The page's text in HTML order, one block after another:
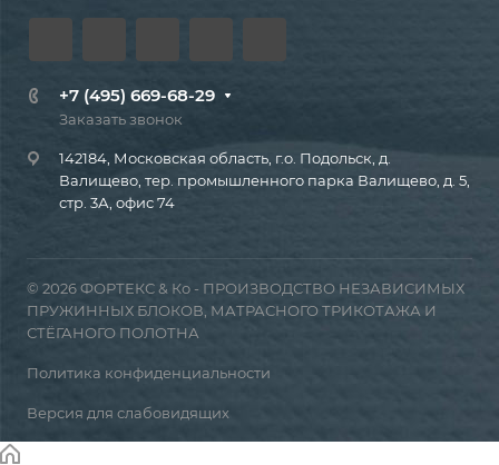
+7 (495) 669-68-29
Заказать звонок
142184, Московская область, г.о. Подольск, д.
Валищево, тер. промышленного парка Валищево, д. 5,
стр. 3А, офис 74
© 2026 ФОРТЕКС & Ко - ПРОИЗВОДСТВО НЕЗАВИСИМЫХ
ПРУЖИННЫХ БЛОКОВ, МАТРАСНОГО ТРИКОТАЖА И
СТЁГАНОГО ПОЛОТНА
Политика конфиденциальности
Версия для слабовидящих